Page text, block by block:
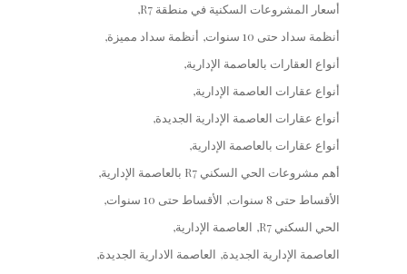
أسعار المشروعات السكنية في منطقة R7
أنظمة سداد حتى 10 سنوات
أنظمة سداد مميزة
أنواع العقارات بالعاصمة الإدارية
أنواع عقارات العاصمة الإدارية
أنواع عقارات العاصمة الإدارية الجديدة
أنواع عقارات بالعاصمة الإدارية
أهم مشروعات الحي السكني R7 بالعاصمة الإدارية
الأقساط حتى 8 سنوات
الأقساط حتى 10 سنوات
الحي السكني R7
العاصمة الإدارية
العاصمة الإدارية الجديدة العاصمة الادارية الجديدة